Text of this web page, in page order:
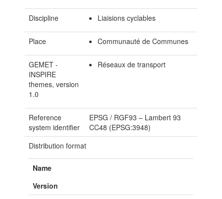
Discipline Liaisions cyclables
Place Communauté de Communes
GEMET -
INSPIRE
themes, version
1.0
Réseaux de transport
Reference
system identifier
EPSG / RGF93 – Lambert 93
CC48 (EPSG:3948)
Distribution format
Name
Version